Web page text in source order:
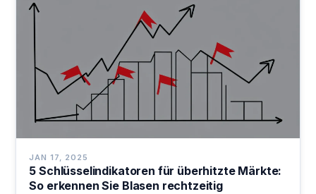
JAN 17, 2025
5 Schlüsselindikatoren für überhitzte Märkte:
So erkennen Sie Blasen rechtzeitig